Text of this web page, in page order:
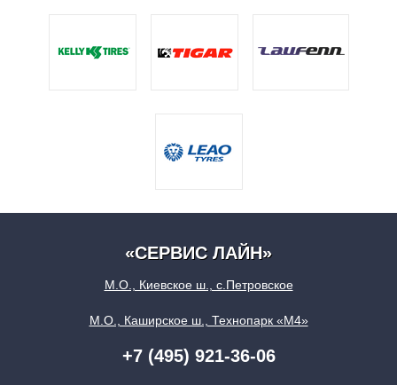
«СЕРВИС ЛАЙН»
М.О., Киевское ш., с.Петровское
М.О., Каширское ш., Технопарк «М4»
+7 (495) 921-36-06